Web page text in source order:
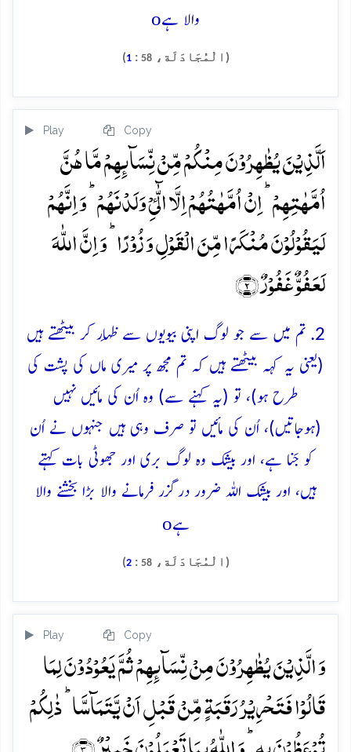
والا ہےo
(الْمُجَادَلَة،58
:
1
)
Play Copy
اَلَّذِیۡنَ یُظٰہِرُوۡنَ مِنۡکُمۡ مِّنۡ نِّسَآئِہِمۡ مَّا ہُنَّ
اُمَّہٰتِہِمۡ ؕ اِنۡ اُمَّہٰتُہُمۡ اِلَّا الّٰٓیِٴۡ وَلَدۡنَہُمۡ ؕ وَ اِنَّہُمۡ
لَیَقُوۡلُوۡنَ مُنۡکَرًا مِّنَ الۡقَوۡلِ وَ زُوۡرًا ؕ وَ اِنَّ اللّٰہَ
لَعَفُوٌّ غَفُوۡرٌ ﴿۲﴾
2. تم میں سے جو لوگ اپنی بیویوں سے ظِہار کر بیٹھتے ہیں
(یعنی یہ کہہ بیٹھتے ہیں کہ تم مجھ پر میری ماں کی پشت کی
طرح ہو)، تو (یہ کہنے سے) وہ اُن کی مائیں نہیں
(ہوجاتیں)، اُن کی مائیں تو صرف وہی ہیں جنہوں نے اُن
کو جَنا ہے، اور بیشک وہ لوگ بری اور جھوٹی بات کہتے
ہیں، اور بیشک اللہ ضرور درگزر فرمانے والا بڑا بخشنے والا
ہےo
(الْمُجَادَلَة،58
:
2
)
Play Copy
وَ الَّذِیۡنَ یُظٰہِرُوۡنَ مِنۡ نِّسَآئِہِمۡ ثُمَّ یَعُوۡدُوۡنَ لِمَا
قَالُوۡا فَتَحۡرِیۡرُ رَقَبَۃٍ مِّنۡ قَبۡلِ اَنۡ یَّتَمَآسَّا ؕ ذٰلِکُمۡ